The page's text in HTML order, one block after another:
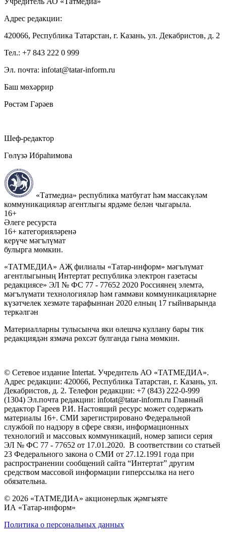
Адрес редакции:
420066, Республика Татарстан, г. Казань, ул. Декабристов, д. 2
Тел.: +7 843 222 0 999
Эл. почта: infotat@tatar-inform.ru
Баш мөхәррир
Рөстәм Гәрәев
Шеф-редактор
Гөлүзә Ибраһимова
«Татмедиа» республика матбугат һәм массакүләм
коммуникацияләр агентлыгы ярдәме белән чыгарыла.
16+
Әлеге ресурста
16+ категорияләренә
керүче мәгълүмат
булырга мөмкин.
«ТАТМЕДИА» АҖ филиалы «Татар-информ» мәгълүмат
агентлыгының Интертат республика электрон газетасы
редакциясе» ЭЛ № ФС 77 - 77652 2020 Россиянең элемтә,
мәгълүмати технологияләр һәм гаммәви коммуникацияләрне
күзәтчелек хезмәте тарафыннан 2020 елның 17 гыйнварында
теркәлгән
Материалларны тулысынча яки өлешчә куллану бары тик
редакциядән язмача рөхсәт булганда гына мөмкин.
© Сетевое издание Intertat. Учредитель АО «ТАТМЕДИА».
Адрес редакции: 420066, Республика Татарстан, г. Казань, ул.
Декабристов, д. 2. Телефон редакции: +7 (843) 222-0-999
(1304) Эл.почта редакции: infotat@tatar-inform.ru Главный
редактор Гареев Р.И. Настоящий ресурс может содержать
материалы 16+. СМИ зарегистрировано Федеральной
службой по надзору в сфере связи, информационных
технологий и массовых коммуникаций, номер записи серия
ЭЛ № ФС 77 - 77652 от 17.01.2020. В соответствии со статьей
23 Федерального закона о СМИ от 27.12.1991 года при
распространении сообщений сайта “Интертат” другим
средством массовой информации гиперссылка на него
обязательна.
© 2026 «ТАТМЕДИА» акционерлык җәмгыяте
ИА «Татар-информ»
Политика о персональных данных